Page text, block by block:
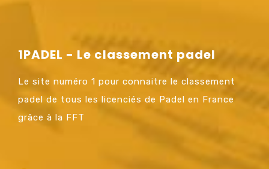
1PADEL - Le classement padel
Le site numéro 1 pour connaitre le classement
padel de tous les licenciés de Padel en France
grâce à la FFT